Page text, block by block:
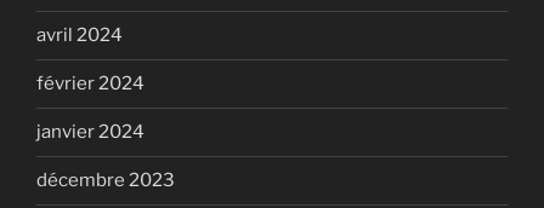
avril 2024
février 2024
janvier 2024
décembre 2023